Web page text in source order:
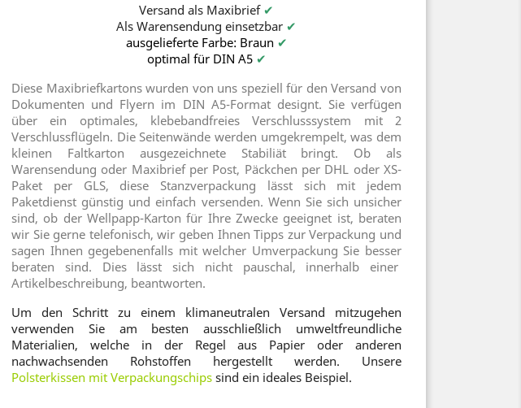
Versand als Maxibrief ✔
Als Warensendung einsetzbar ✔
ausgelieferte Farbe: Braun ✔
optimal für DIN A5✔
Diese Maxibriefkartons wurden von uns speziell für den Versand von
Dokumenten und Flyern im DIN A5-Format designt. Sie verfügen
über ein optimales, klebebandfreies Verschlusssystem mit 2
Verschlussflügeln. Die Seitenwände werden umgekrempelt, was dem
kleinen Faltkarton ausgezeichnete Stabiliät bringt. Ob als
Warensendung oder Maxibrief per Post, Päckchen per DHL oder XS-
Paket per GLS, diese Stanzverpackung lässt sich mit jedem
Paketdienst günstig und einfach versenden. Wenn Sie sich unsicher
sind, ob der Wellpapp-Karton für Ihre Zwecke geeignet ist, beraten
wir Sie gerne telefonisch, wir geben Ihnen Tipps zur Verpackung und
sagen Ihnen gegebenenfalls mit welcher Umverpackung Sie besser
beraten sind. Dies lässt sich nicht pauschal, innerhalb einer
Artikelbeschreibung, beantworten.
Um den Schritt zu einem klimaneutralen Versand mitzugehen
verwenden Sie am besten ausschließlich umweltfreundliche
Materialien, welche in der Regel aus Papier oder anderen
nachwachsenden Rohstoffen hergestellt werden. Unsere
Polsterkissen mit Verpackungschips sind ein ideales Beispiel.